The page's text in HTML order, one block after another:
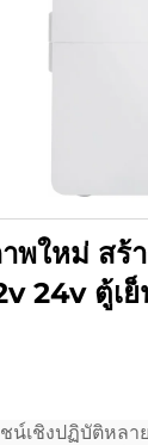
พใหม่ สร้า
24v ตู้เ
เชิงปฏิบัติหล